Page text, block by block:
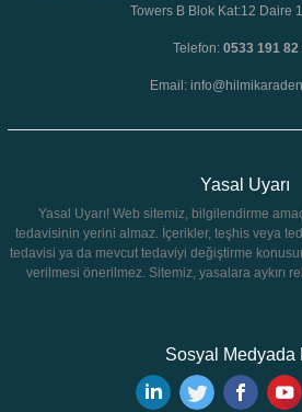
Towers B Blok Kat:12 Daire
Telefon: 0533 191 82
Email:
Yasal Uyarı
Yasal Uyarı! Web sitemiz, bilgilendirme
tedavisinin yerini almaz. İçerikler, teşhis veya
tedavisi ya da mevcut tedaviyi değiştirme
verilmesi önerilmez. Sitemiz, yasalara aykırı
Sosyal Medyada